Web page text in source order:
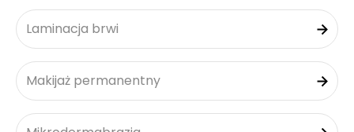
Laminacja brwi
Makijaż permanentny